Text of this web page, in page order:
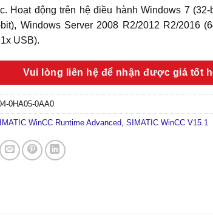
Hoạt động trên hệ điều hành Windows 7 (32-
Windows Server 2008 R2/2012 R2/2016
USB).
Vui lòng liên hệ để nhận được giá tốt
0HA05-0AA0
WinCC Runtime Advanced SIMATIC WinCC V15.1